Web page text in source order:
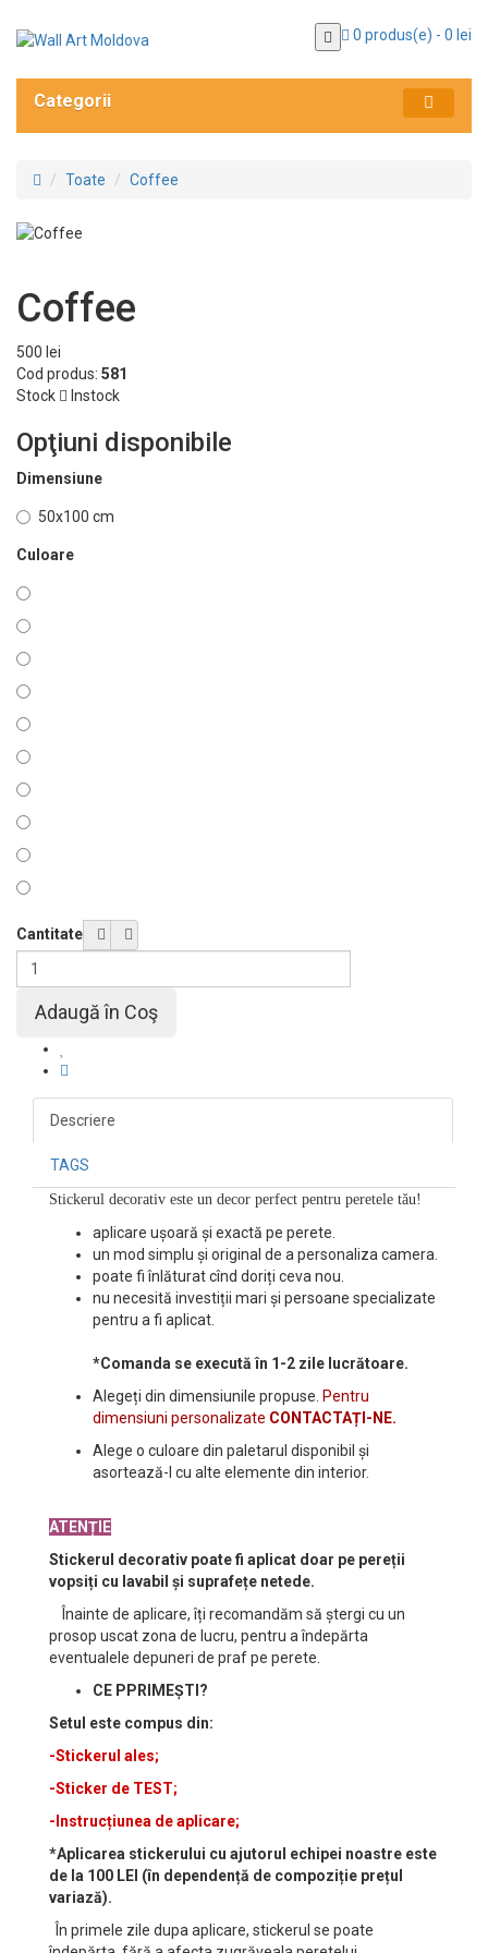
0 produs(e) - 0 lei
Categorii
Toate Coffee
Coffee
500 lei
Cod produs: 581
Stock
Instock
Opţiuni disponibile
Dimensiune
50x100 cm
Culoare
Cantitate
Descriere
TAGS
Stickerul decorativ este un decor perfect pentru peretele tău!
aplicare ușoară și exactă pe perete.
un mod simplu și original de a personaliza camera.
poate fi înlăturat cînd doriți ceva nou.
nu necesită investiții mari și persoane specializate
pentru a fi aplicat.
*Comanda se execută în 1-2 zile lucrătoare.
Alegeți din dimensiunile propuse. Pentru
dimensiuni personalizate CONTACTAȚI-NE.
Alege o culoare din paletarul disponibil și
asortează-l cu alte elemente din interior.
ATENȚIE
Stickerul decorativ poate fi aplicat doar pe pereții
vopsiți cu lavabil și suprafețe netede.
Înainte de aplicare, îți recomandăm să ștergi cu un
prosop uscat zona de lucru, pentru a îndepărta
eventualele depuneri de praf pe perete.
CE PPRIMEȘTI?
Setul este compus din:
-Stickerul ales;
-Sticker de TEST;
-Instrucțiunea de aplicare;
*Aplicarea stickerului cu ajutorul echipei noastre este
de la 100 LEI (în dependență de compoziție prețul
variază).
În primele zile dupa aplicare, stickerul se poate